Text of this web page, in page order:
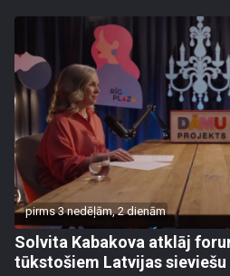
pirms 3 nedēļām, 2 dienām
Solvita Kabakova atklāj
tūkstošiem Latvijas sieviešu